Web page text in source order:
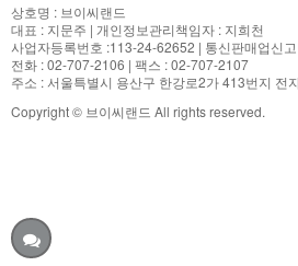
상호명 : 브이씨랜드
대표 : 지문주 | 개인정보관리책임자 : 지희천
사업자등록번호 :113-24-62652 | 통신판매업신
전화 : 02-707-2106 | 팩스 : 02-707-2107
주소 : 서울특별시 용산구 한강로2가 413번지 전
Copyright © 브이씨랜드 All rights reserved.